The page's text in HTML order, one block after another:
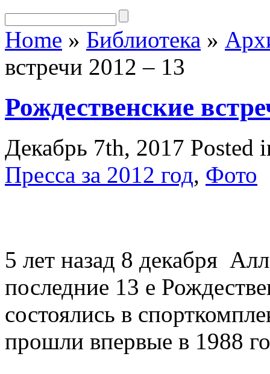
Home » Библиотека »
встречи 2012 – 13
Рождественские
Декабрь 7th, 2017 Posted
Пресса за 2012 год, Фото
5 лет назад 8 декабря
последние 13 е
состоялись в
прошли впервые в 1988